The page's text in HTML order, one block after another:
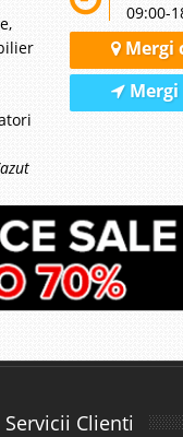
09:00-
Mergi
Mergi
Servicii Clienti